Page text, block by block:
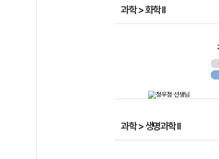
과학 > 화학 II
과학 > 생명과학 II